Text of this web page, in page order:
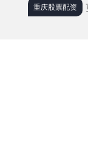
重庆股票配资